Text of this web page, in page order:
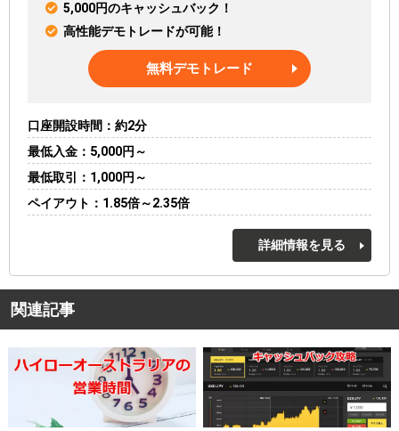
5,000円のキャッシュバック！
高性能デモトレードが可能！
無料デモトレード
口座開設時間
約2分
最低入金
5,000円～
最低取引
1,000円～
ペイアウト
1.85倍～2.35倍
詳細情報を見る
関連記事